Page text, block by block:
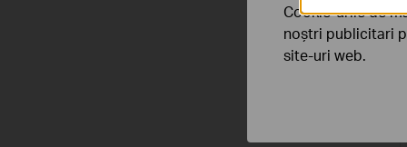
Cookie-urile de
noștri publicitari
site-uri web.